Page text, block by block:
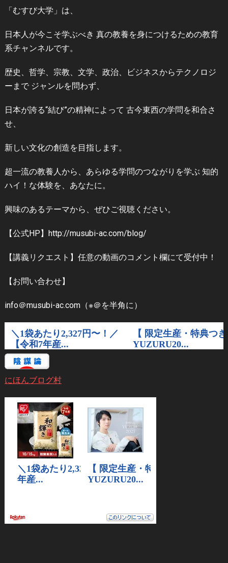
「むすび大学」は、
日本人が今こそ学ぶべき 真の教養を身につけるための教育
系チャンネルです。
歴史、哲学、宗教、文学、政治、ビジネスからテクノロジ
ーまで ジャンルを問わず、
日本が誇る“結び”の精神によって 古今東西の学問を和合さ
せ、
新しい文化の創造を目指します。
超一流の教養人から、あらゆる学問のつながりを学ぶ 知的
ハイ！な体験を、あなたに。
興味のあるテーマから、ぜひご視聴ください。
【公式HP】http://musubi-ac.com/blog/
【講義リクエスト】任意の動画のコメント欄にて受付中！
【お問い合わせ】
info＠musubi-ac.com（※＠を半角に）
にほんブログ村